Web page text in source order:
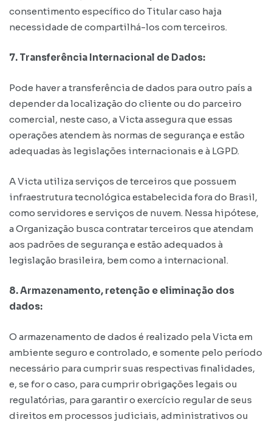
consentimento específico do Titular caso haja
necessidade de compartilhá-los com terceiros.
7. Transferência Internacional de Dados:
Pode haver a transferência de dados para outro país a
depender da localização do cliente ou do parceiro
comercial, neste caso, a Victa assegura que essas
operações atendem às normas de segurança e estão
adequadas às legislações internacionais e à LGPD.
A Victa utiliza serviços de terceiros que possuem
infraestrutura tecnológica estabelecida fora do Brasil,
como servidores e serviços de nuvem. Nessa hipótese,
a Organização busca contratar terceiros que atendam
aos padrões de segurança e estão adequados à
legislação brasileira, bem como a internacional.
8. Armazenamento, retenção e eliminação dos
dados:
O armazenamento de dados é realizado pela Victa em
ambiente seguro e controlado, e somente pelo período
necessário para cumprir suas respectivas finalidades,
e, se for o caso, para cumprir obrigações legais ou
regulatórias, para garantir o exercício regular de seus
direitos em processos judiciais, administrativos ou